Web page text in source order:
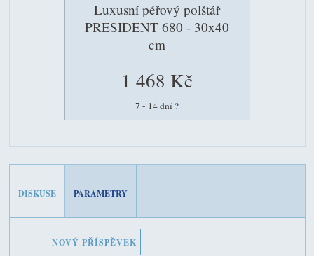
Luxusní péřový polštář
PRESIDENT 680 - 30x40
cm
1 468 Kč
7 - 14 dní ?
DISKUSE PARAMETRY
NOVÝ PŘÍSPĚVEK